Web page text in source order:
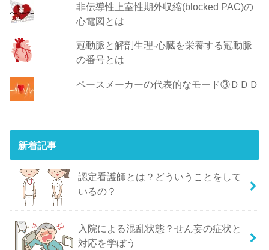
非伝導性上室性期外収縮(blocked PAC)の
心電図とは
冠動脈と解剖生理-心臓を栄養する冠動脈
の番号とは
ペースメーカーの代表的なモード③ＤＤＤ
新着記事
認定看護師とは？どういうことをして
いるの？
入院による混乱状態？せん妄の症状と
対応を学ぼう